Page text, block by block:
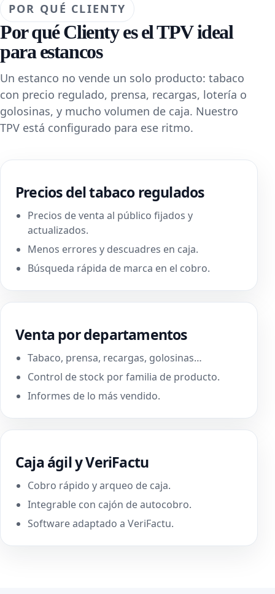
POR QUÉ CLIENTY
Por qué Clienty es el TPV ideal
para estancos
Un estanco no vende un solo producto: tabaco
con precio regulado, prensa, recargas, lotería o
golosinas, y mucho volumen de caja. Nuestro
TPV está configurado para ese ritmo.
Precios del tabaco regulados
Precios de venta al público fijados y
actualizados.
Menos errores y descuadres en caja.
Búsqueda rápida de marca en el cobro.
Venta por departamentos
Tabaco, prensa, recargas, golosinas…
Control de stock por familia de producto.
Informes de lo más vendido.
Caja ágil y VeriFactu
Cobro rápido y arqueo de caja.
Integrable con cajón de autocobro.
Software adaptado a VeriFactu.